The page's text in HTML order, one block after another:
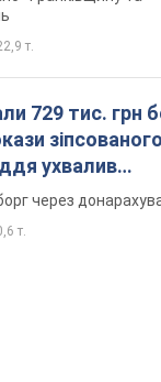
т.
729 тис. грн
зіпсованого
ухвалив
через
т.